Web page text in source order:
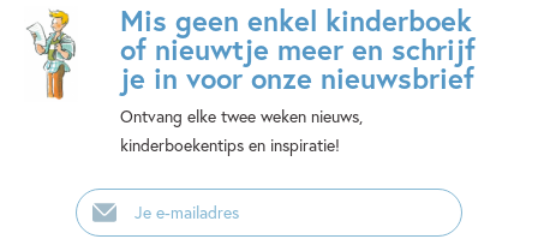
Mis geen enkel kinderboek
of nieuwtje meer en schrijf
je in voor onze nieuwsbrief
Ontvang elke twee weken nieuws,
kinderboekentips en inspiratie!
E-
mailadres